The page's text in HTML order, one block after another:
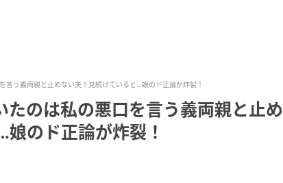
言う義両親と止めない夫！見続けていると…娘のド正論が炸裂！
たのは私の悪口を言う義両親と止め
のド正論が炸裂！